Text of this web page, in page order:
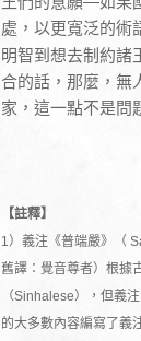
處，以更寬泛的術
明智到想去制約諸
合的話，那麼，無
家，這一點不是問
【註釋】
1）義注《普端嚴》（
舊譯：覺音尊者）根據
（Sinhalese），但義
的大多數內容編寫了義